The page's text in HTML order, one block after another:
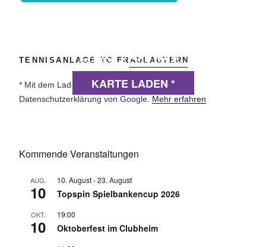
TENNISANLAGE TC FRAULAUTERN
DSGVO MAP
KARTE LADEN *
Präsentiert von exovia webdesign
* Mit dem Laden der Karte akzeptierst du die
Datenschutzerklärung von Google. Mehr erfahren
Kommende Veranstaltungen
AUG.
10
10. August-23. August
Topspin Spielbankencup 2026
OKT.
10
19:00
Oktoberfest im Clubheim